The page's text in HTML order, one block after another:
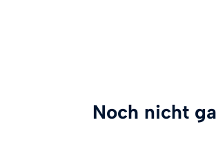
Noch nicht